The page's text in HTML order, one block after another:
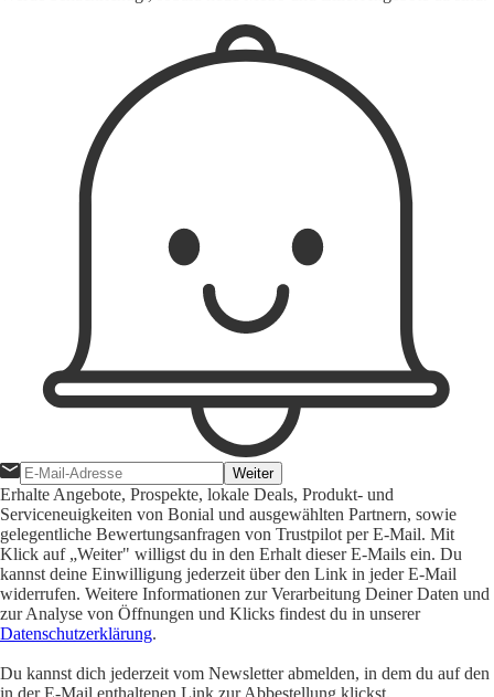
Weiter
Erhalte Angebote, Prospekte, lokale Deals, Produkt- und
Serviceneuigkeiten von Bonial und ausgewählten Partnern, sowie
gelegentliche Bewertungsanfragen von Trustpilot per E-Mail. Mit
Klick auf „Weiter" willigst du in den Erhalt dieser E-Mails ein. Du
kannst deine Einwilligung jederzeit über den Link in jeder E-Mail
widerrufen. Weitere Informationen zur Verarbeitung Deiner Daten und
zur Analyse von Öffnungen und Klicks findest du in unserer
Datenschutzerklärung.
Du kannst dich jederzeit vom Newsletter abmelden, in dem du auf den
in der E-Mail enthaltenen Link zur Abbestellung klickst.